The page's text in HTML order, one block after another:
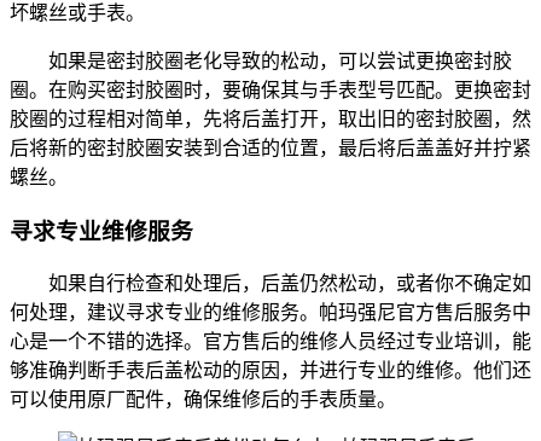
坏螺丝或手表。
如果是密封胶圈老化导致的松动，可以尝试更换密封胶
圈。在购买密封胶圈时，要确保其与手表型号匹配。更换密封
胶圈的过程相对简单，先将后盖打开，取出旧的密封胶圈，然
后将新的密封胶圈安装到合适的位置，最后将后盖盖好并拧紧
螺丝。
寻求专业维修服务
如果自行检查和处理后，后盖仍然松动，或者你不确定如
何处理，建议寻求专业的维修服务。帕玛强尼官方售后服务中
心是一个不错的选择。官方售后的维修人员经过专业培训，能
够准确判断手表后盖松动的原因，并进行专业的维修。他们还
可以使用原厂配件，确保维修后的手表质量。